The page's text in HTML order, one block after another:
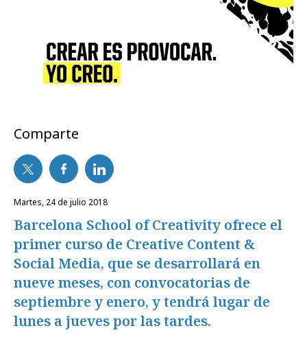
Comparte
martes, 24 de julio 2018
Barcelona School of Creativity ofrece el
primer curso de Creative Content &
Social Media, que se desarrollará en
nueve meses, con convocatorias de
septiembre y enero, y tendrá lugar de
lunes a jueves por las tardes.